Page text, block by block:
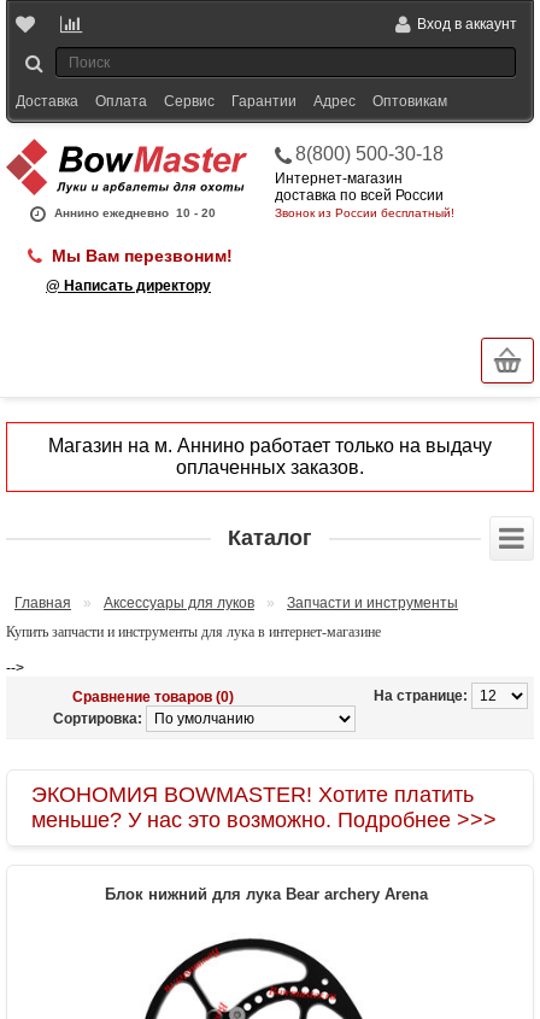
Вход в аккаунт
Доставка Оплата Сервис Гарантии Адрес Оптовикам
Аннино ежедневно 10 - 20
8(800) 500-30-18
Интернет-магазин
доставка по всей России
Звонок из России бесплатный!
Мы Вам перезвоним!
@ Написать директору
Магазин на м. Аннино работает только на выдачу
оплаченных заказов.
Каталог
Главная » Аксессуары для луков »
Запчасти и инструменты
Купить запчасти и инструменты для лука в интернет-магазине
-->
На странице:
Сравнение товаров (0)
Сортировка:
ЭКОНОМИЯ BOWMASTER! Хотите платить
меньше? У нас это возможно. Подробнее >>>
Блок нижний для лука Bear archery Arena